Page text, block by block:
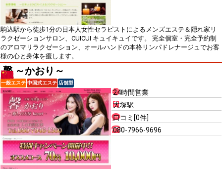
駒込駅から徒歩1分の日本人女性セラピストによるメンズエステ＆隠れ家リ
ラクゼーションサロン、CUICUI キュイキュイです。 完全個室・完全予約制
のアロマリラクゼーション、オールハンドの本格リンパドレナージュでお客
様の心と身体を癒します。
馨 ～かおり～
一般エステ 中国式エステ 店舗型
24時間営業
大塚駅
口コミ[0件]
080-7966-9696